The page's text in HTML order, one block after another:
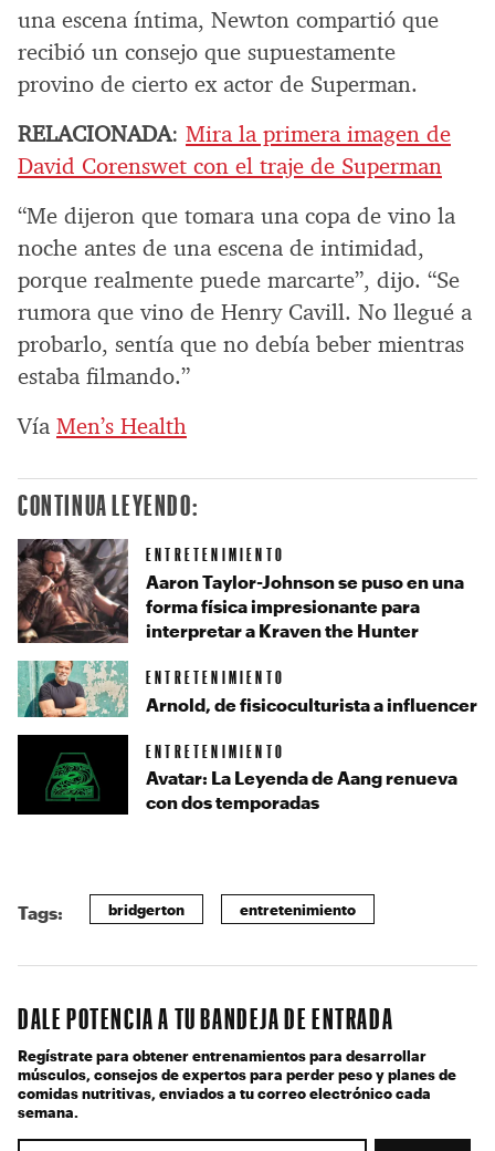
una escena íntima, Newton compartió que
recibió un consejo que supuestamente
provino de cierto ex actor de Superman.
RELACIONADA: Mira la primera imagen de
David Corenswet con el traje de Superman
“Me dijeron que tomara una copa de vino la
noche antes de una escena de intimidad,
porque realmente puede marcarte”, dijo. “Se
rumora que vino de Henry Cavill. No llegué a
probarlo, sentía que no debía beber mientras
estaba filmando.”
Vía Men’s Health
CONTINUA LEYENDO:
ENTRETENIMIENTO
Aaron Taylor-Johnson se puso en una
forma física impresionante para
interpretar a Kraven the Hunter
ENTRETENIMIENTO
Arnold, de fisicoculturista a influencer
ENTRETENIMIENTO
Avatar: La Leyenda de Aang renueva
con dos temporadas
Tags: bridgerton entretenimiento
DALE POTENCIA A TU BANDEJA DE ENTRADA
Regístrate para obtener entrenamientos para desarrollar
músculos, consejos de expertos para perder peso y planes de
comidas nutritivas, enviados a tu correo electrónico cada
semana.